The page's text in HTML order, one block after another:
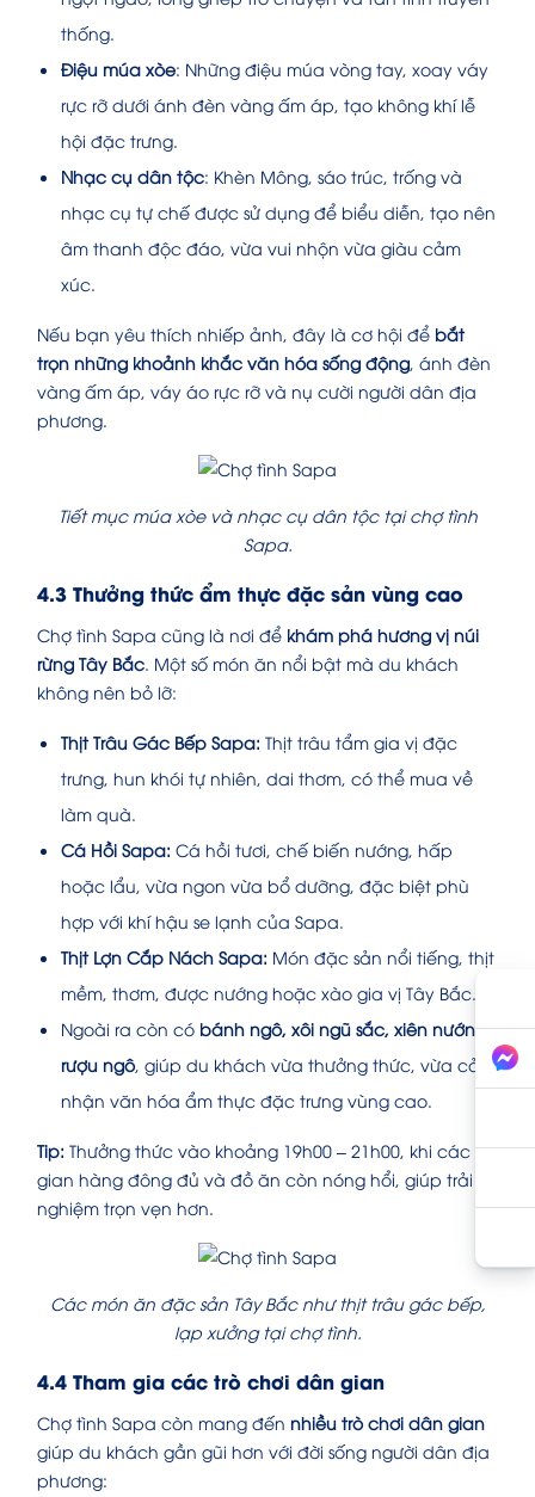
thống.
Điệu múa xòe: Những điệu múa vòng tay, xoay váy
rực rỡ dưới ánh đèn vàng ấm áp, tạo không khí lễ
hội đặc trưng.
Nhạc cụ dân tộc: Khèn Mông, sáo trúc, trống và
nhạc cụ tự chế được sử dụng để biểu diễn, tạo nên
âm thanh độc đáo, vừa vui nhộn vừa giàu cảm
xúc.
Nếu bạn yêu thích nhiếp ảnh, đây là cơ hội để bắt
trọn những khoảnh khắc văn hóa sống động , ánh đèn
vàng ấm áp, váy áo rực rỡ và nụ cười người dân địa
phương.
Tiết mục múa xòe và nhạc cụ dân tộc tại chợ tình
Sapa.
4.3 Thưởng thức ẩm thực đặc sản vùng cao
Chợ tình Sapa cũng là nơi để khám phá hương vị núi
rừng Tây Bắc. Một số món ăn nổi bật mà du khách
không nên bỏ lỡ:
Thịt Trâu Gác Bếp Sapa: Thịt trâu tẩm gia vị đặc
trưng, hun khói tự nhiên, dai thơm, có thể mua về
làm quà.
Cá Hồi Sapa: Cá hồi tươi, chế biến nướng, hấp
hoặc lẩu, vừa ngon vừa bổ dưỡng, đặc biệt phù
hợp với khí hậu se lạnh của Sapa.
Thịt Lợn Cắp Nách Sapa: Món đặc sản nổi tiếng, thịt
mềm, thơm, được nướng hoặc xào gia vị Tây Bắc.
Ngoài ra còn có bánh ngô, xôi ngũ sắc, xiên nướng,
rượu ngô, giúp du khách vừa thưởng thức, vừa cảm
nhận văn hóa ẩm thực đặc trưng vùng cao.
Tip: Thưởng thức vào khoảng 19h00 – 21h00, khi các
gian hàng đông đủ và đồ ăn còn nóng hổi, giúp trải
nghiệm trọn vẹn hơn.
Các món ăn đặc sản Tây Bắc như thịt trâu gác bếp,
lạp xưởng tại chợ tình.
4.4 Tham gia các trò chơi dân gian
Chợ tình Sapa còn mang đến nhiều trò chơi dân gian
giúp du khách gần gũi hơn với đời sống người dân địa
phương: